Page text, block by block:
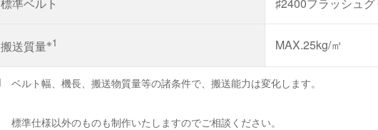
搬送質量※1 MAX.25kg/㎡
ベルト幅、機長、搬送物質量等の諸条件で、搬送能力は変化します。
標準仕様以外のものも制作いたしますのでご相談ください。